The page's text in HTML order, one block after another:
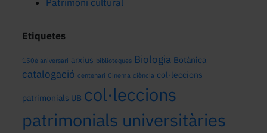
Patrimoni cultural
Etiquetes
150è aniversari arxius biblioteques Biologia Botànica
catalogació centenari Cinema ciència col·leccions
patrimonials UB col·leccions
patrimonials universitàries